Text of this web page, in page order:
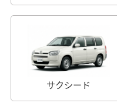
サクシード